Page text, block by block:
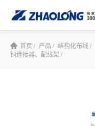
首页 / 产品 / 结构化布线 /
铜连接器、配线架 /